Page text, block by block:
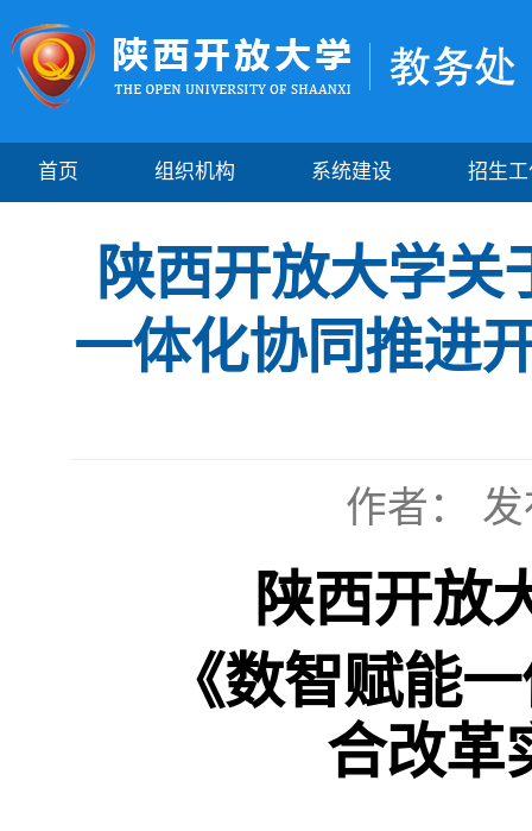
首页 组织机构 系统建设 招生
陕西开放大学
一体化协同推进
作者：
陕西开放
《数智赋能
合改革